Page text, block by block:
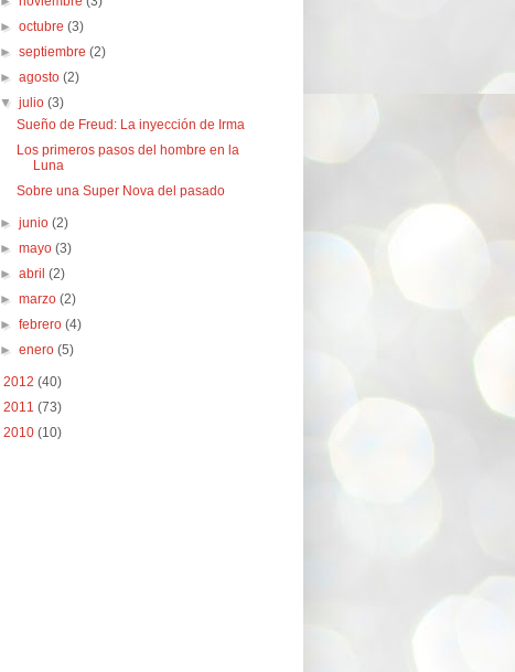
►octubre(3)
►septiembre(2)
►agosto(2)
▼julio(3)
Sueño de Freud: La inyección de Irma
Los primeros pasos del hombre en la
Luna
Sobre una Super Nova del pasado
►junio(2)
►mayo(3)
►abril(2)
►marzo(2)
►febrero(4)
►enero(5)
2012 (40)
2011 (73)
2010 (10)